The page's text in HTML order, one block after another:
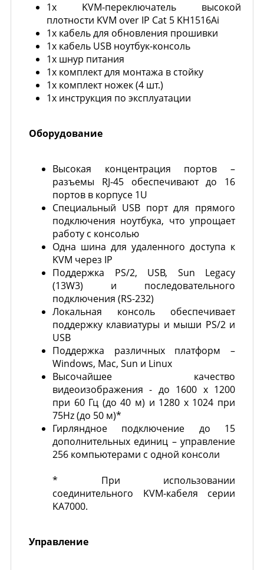
1x KVM-переключатель высокой
плотности KVM over IP Cat 5 KH1516Ai
1х кабель для обновления прошивки
1x кабель USB ноутбук-консоль
1х шнур питания
1х комплект для монтажа в стойку
1х комплект ножек (4 шт.)
1х инструкция по эксплуатации
Оборудование
Высокая концентрация портов –
разъемы RJ-45 обеспечивают до 16
портов в корпусе 1U
Специальный USB порт для прямого
подключения ноутбука, что упрощает
работу с консолью
Одна шина для удаленного доступа к
KVM через IP
Поддержка PS/2, USB, Sun Legacy
(13W3) и последовательного
подключения (RS-232)
Локальная консоль обеспечивает
поддержку клавиатуры и мыши PS/2 и
USB
Поддержка различных платформ –
Windows, Mac, Sun и Linux
Высочайшее качество
видеоизображения - до 1600 x 1200
при 60 Гц (до 40 м) и 1280 x 1024 при
75Hz (до 50 м)*
Гирляндное подключение до 15
дополнительных единиц – управление
256 компьютерами с одной консоли
* При использовании
соединительного KVM-кабеля серии
KA7000.
Управление